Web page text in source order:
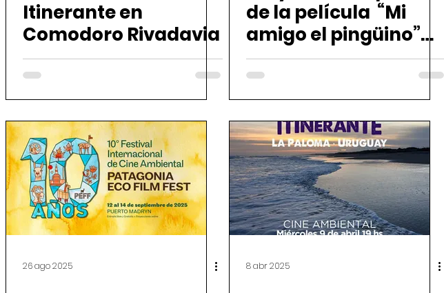
Itinerante en
Comodoro Rivadavia
de la película “Mi
amigo el pingüino”
en Comodoro
Rivadavia
26 ago 2025 8 abr 2025